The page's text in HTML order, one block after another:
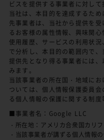
ビスを提供する事業者に対して
当社は、本目的を達成するた
先事業者は、当社から提供を
るお客様の属性情報、興味関
使用履歴、サービスの利用状
で分析し、本目的の範囲内で、
提供先となり得る事業者には
みます。
当該事業者の所在国・地域に
ついては、個人情報保護委員
る個人情報の保護に関する制度
■事業者名：Google LLC
・所在地：アメリカ合衆国カリ
・当該事業者が講ずる個人情報